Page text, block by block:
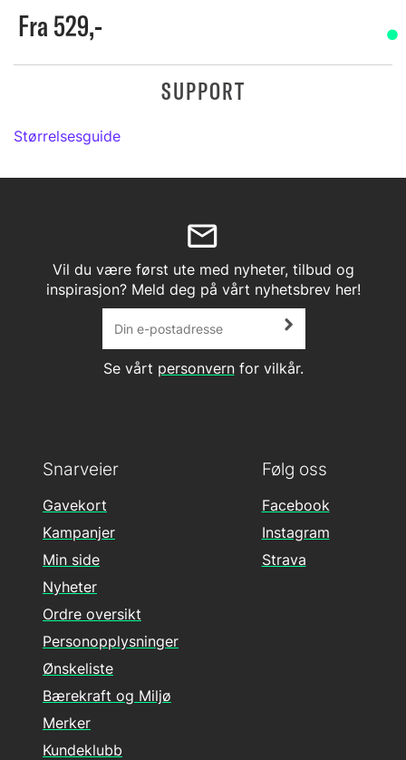
Fra 529,-
SUPPORT
Størrelsesguide
Vil du være først ute med nyheter, tilbud og
inspirasjon? Meld deg på vårt nyhetsbrev her!
Se vårt personvernfor vilkår.
Følg oss
Facebook
Instagram
Strava
Snarveier
Gavekort
Kampanjer
Min side
Nyheter
Ordre oversikt
Personopplysninger
Ønskeliste
Bærekraft og Miljø
Merker
Kundeklubb